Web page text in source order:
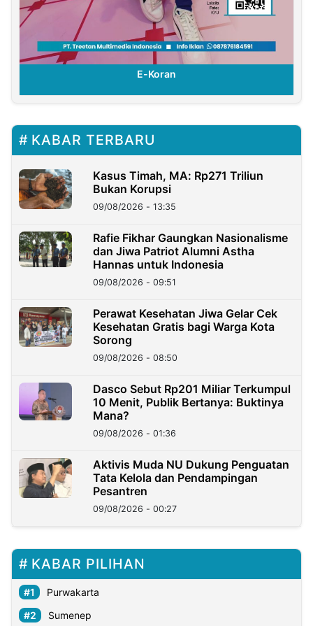
E-Koran
KABAR TERBARU
Kasus Timah, MA: Rp271 Triliun
Bukan Korupsi
09/08/2026 - 13:35
Rafie Fikhar Gaungkan Nasionalisme
dan Jiwa Patriot Alumni Astha
Hannas untuk Indonesia
09/08/2026 - 09:51
Perawat Kesehatan Jiwa Gelar Cek
Kesehatan Gratis bagi Warga Kota
Sorong
09/08/2026 - 08:50
Dasco Sebut Rp201 Miliar Terkumpul
10 Menit, Publik Bertanya: Buktinya
Mana?
09/08/2026 - 01:36
Aktivis Muda NU Dukung Penguatan
Tata Kelola dan Pendampingan
Pesantren
09/08/2026 - 00:27
KABAR PILIHAN
Purwakarta
Sumenep